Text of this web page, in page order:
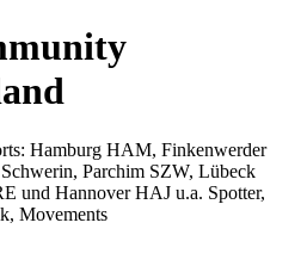
Hamburg HAM, Finkenwerder
Parchim SZW, Lübeck
und Hannover HAJ u.a. Spotter,
Movements